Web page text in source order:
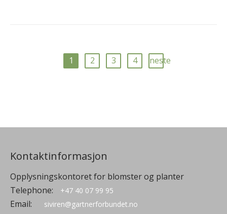
1 2 3 4 neste
Kontaktinformasjon
Opplysningskontoret for blomster og planter
Telephone:
+47 40 07 99 95
Email: siviren@gartnerforbundet.no